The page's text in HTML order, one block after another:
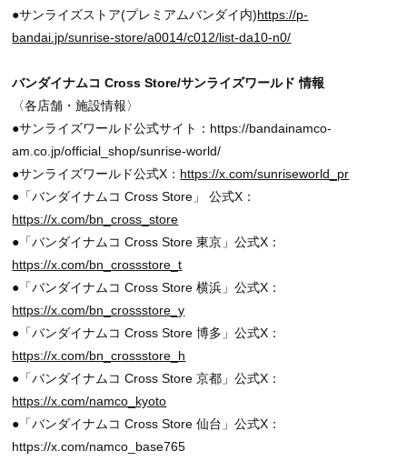
●サンライズストア(プレミアムバンダイ内)https://p-
bandai.jp/sunrise-store/a0014/c012/list-da10-n0/
バンダイナムコ Cross Store/サンライズワールド 情報
〈各店舗・施設情報〉
●サンライズワールド公式サイト：https://bandainamco-
am.co.jp/official_shop/sunrise-world/
●サンライズワールド公式X： https://x.com/sunriseworld_pr
●「バンダイナムコ Cross Store」 公式X：
https://x.com/bn_cross_store
●「バンダイナムコ Cross Store 東京」公式X：
https://x.com/bn_crossstore_t
●「バンダイナムコ Cross Store 横浜」公式X：
https://x.com/bn_crossstore_y
●「バンダイナムコ Cross Store 博多」公式X：
https://x.com/bn_crossstore_h
●「バンダイナムコ Cross Store 京都」公式X：
https://x.com/namco_kyoto
●「バンダイナムコ Cross Store 仙台」公式X：
https://x.com/namco_base765